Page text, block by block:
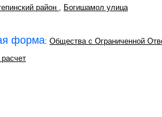
район , Богишамол улица
форма: Общества с Ограниченной